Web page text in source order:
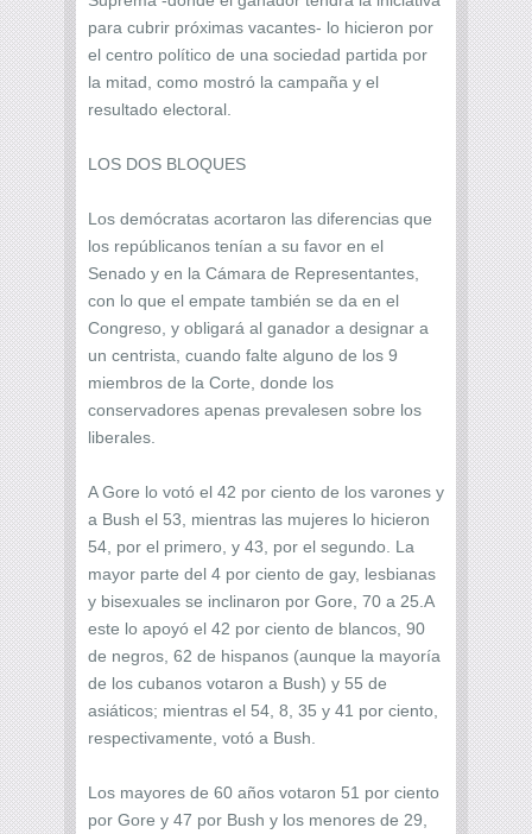
para cubrir próximas vacantes- lo hicieron por
el centro político de una sociedad partida por
la mitad, como mostró la campaña y el
resultado electoral.
LOS DOS BLOQUES
Los demócratas acortaron las diferencias que
los repúblicanos tenían a su favor en el
Senado y en la Cámara de Representantes,
con lo que el empate también se da en el
Congreso, y obligará al ganador a designar a
un centrista, cuando falte alguno de los 9
miembros de la Corte, donde los
conservadores apenas prevalesen sobre los
liberales.
A Gore lo votó el 42 por ciento de los varones y
a Bush el 53, mientras las mujeres lo hicieron
54, por el primero, y 43, por el segundo. La
mayor parte del 4 por ciento de gay, lesbianas
y bisexuales se inclinaron por Gore, 70 a 25.A
este lo apoyó el 42 por ciento de blancos, 90
de negros, 62 de hispanos (aunque la mayoría
de los cubanos votaron a Bush) y 55 de
asiáticos; mientras el 54, 8, 35 y 41 por ciento,
respectivamente, votó a Bush.
Los mayores de 60 años votaron 51 por ciento
por Gore y 47 por Bush y los menores de 29,